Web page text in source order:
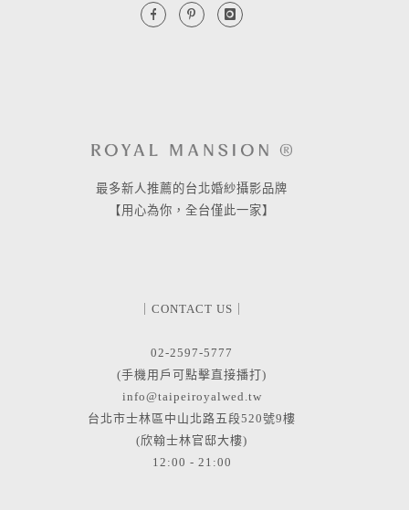
最多新人推薦的台北婚紗攝影品牌
【用心為你，全台僅此一家】
｜CONTACT US｜
02-2597-5777
(手機用戶可點擊直接播打)
info@taipeiroyalwed.tw
台北市士林區中山北路五段520號9樓
(欣翰士林官邸大樓)
12:00 - 21:00